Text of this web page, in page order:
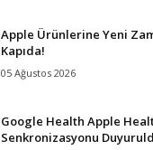
Apple Ürünlerine Yeni
Kapıda!
05 Ağustos 2026
Google Health Apple
Senkronizasyonu